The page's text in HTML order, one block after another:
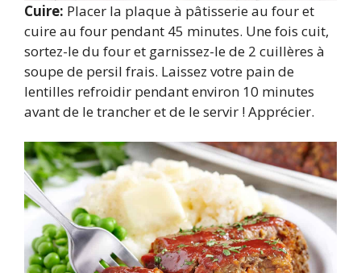
Cuire: Placer la plaque à pâtisserie au four et
cuire au four pendant 45 minutes. Une fois cuit,
sortez-le du four et garnissez-le de 2 cuillères à
soupe de persil frais. Laissez votre pain de
lentilles refroidir pendant environ 10 minutes
avant de le trancher et de le servir ! Apprécier.